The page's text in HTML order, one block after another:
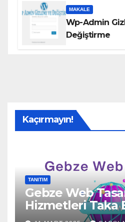
MAKALE
Wp-Admin
Değiştirme
Kaçırmayın!
TANITIM
Gebze Web
Hizmetleri Taka